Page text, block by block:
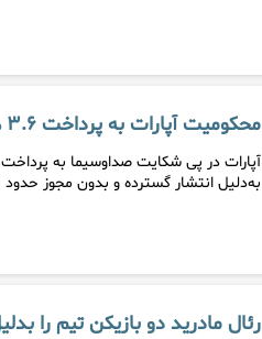
محکومیت آپارات به پرداخت ۳.۶ همت خسارت به صداوسیما
به‌دلیل انتشار گسترده و بدون مجوز حدود ۷۵۵…
رئال مادرید دو بازیکن تیم را